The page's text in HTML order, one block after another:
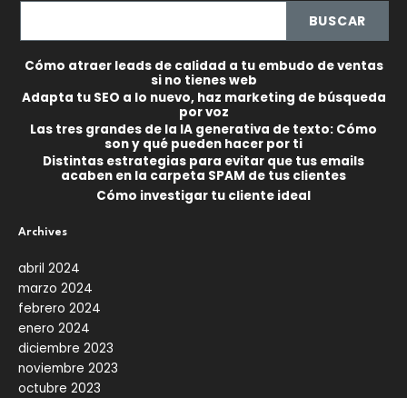
BUSCAR
Cómo atraer leads de calidad a tu embudo de ventas
si no tienes web
Adapta tu SEO a lo nuevo, haz marketing de búsqueda
por voz
Las tres grandes de la IA generativa de texto: Cómo
son y qué pueden hacer por ti
Distintas estrategias para evitar que tus emails
acaben en la carpeta SPAM de tus clientes
Cómo investigar tu cliente ideal
Archives
abril 2024
marzo 2024
febrero 2024
enero 2024
diciembre 2023
noviembre 2023
octubre 2023